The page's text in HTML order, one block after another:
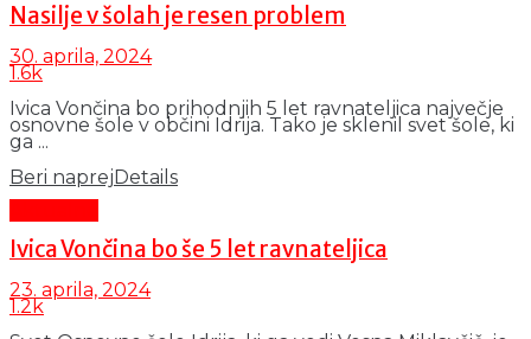
Nasilje v šolah je resen problem
30. aprila, 2024
1.6k
Ivica Vončina bo prihodnjih 5 let ravnateljica največje
osnovne šole v občini Idrija. Tako je sklenil svet šole, ki
ga ...
Beri naprejDetails
Ivica Vončina bo še 5 let ravnateljica
23. aprila, 2024
1.2k